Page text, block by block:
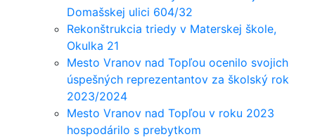
Domašskej ulici 604/32
Rekonštrukcia triedy v Materskej škole,
Okulka 21
Mesto Vranov nad Topľou ocenilo svojich
úspešných reprezentantov za školský rok
2023/2024
Mesto Vranov nad Topľou v roku 2023
hospodárilo s prebytkom